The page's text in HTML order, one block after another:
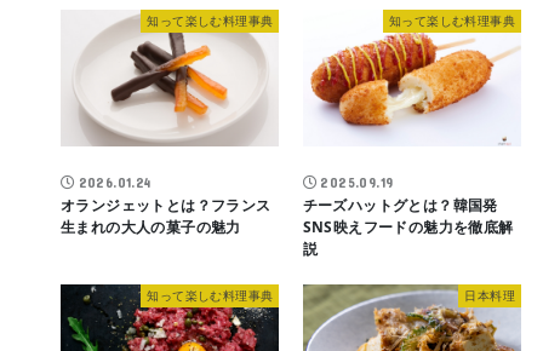
知って楽しむ料理事典
2026.01.24
オランジェットとは？フランス
生まれの大人の菓子の魅力
知って楽しむ料理事典
2025.09.19
チーズハットグとは？韓国発
SNS映えフードの魅力を徹底解
説
知って楽しむ料理事典 日本料理